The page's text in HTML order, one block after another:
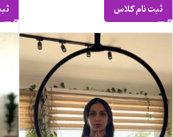
ثبت نام کلاس